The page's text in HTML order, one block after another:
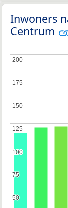
Inwoners
Centrum
50
50
75
75
100
100
125
125
150
150
175
175
200
200